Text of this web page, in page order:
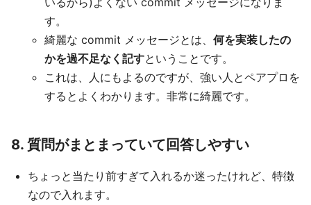
す。
綺麗な commit メッセージとは、 何を実装したの
かを過不足なく記すということです。
これは、人にもよるのですが、強い人とペアプロを
するとよくわかります。非常に綺麗です。
8. 質問がまとまっていて回答しやすい
ちょっと当たり前すぎて入れるか迷ったけれど、特徴
なので入れます。